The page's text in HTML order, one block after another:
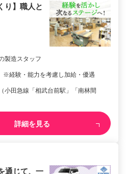
り】職人と
製造スタッフ
経験・能力を考慮し加給・優遇
小田急線「相武台前駅」「南林間
詳細を見る
通じて、一